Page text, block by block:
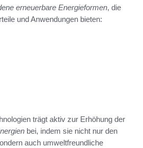
erneuerbare Energieformen, die
und Anwendungen bieten:
trägt aktiv zur Erhöhung der
bei, indem sie nicht nur den
auch umweltfreundliche